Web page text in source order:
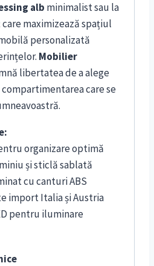
alb minimalist sau la
care maximizează spațiul
personalizată
Mobilier
libertatea de a alege
care se
organizare optimă
și sticlă sablată
cu canturi ABS
import Italia și Austria
pentru iluminare